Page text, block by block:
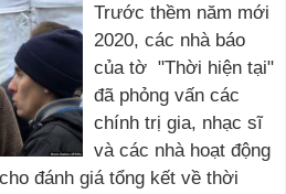
Trước thềm năm mới
2020, các nhà báo
của tờ "Thời hiện tại"
đã phỏng vấn các
chính trị gia, nhạc sĩ
và các nhà hoạt động
đánh giá tổng kết về thời